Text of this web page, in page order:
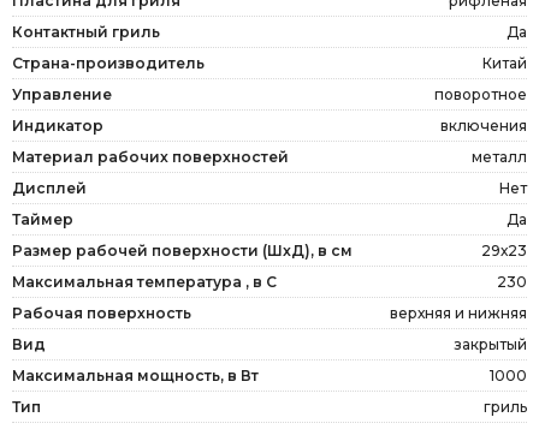
Контактный гриль
Да
Страна-производитель
Китай
Управление
поворотное
Индикатор
включения
Материал рабочих поверхностей
металл
Дисплей
Нет
Таймер
Да
Размер рабочей поверхности (ШxД), в см
29х23
Максимальная температура , в С
230
Рабочая поверхность
верхняя и нижняя
Вид
закрытый
Максимальная мощность, в Вт
1000
Тип
гриль